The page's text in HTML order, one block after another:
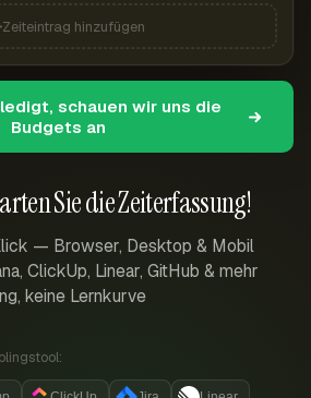
Sie die Zeiterfassung!
— Browser, Desktop & Mobil
ClickUp, Linear, GitHub & mehr
keine Lernkurve
Zeiteintrag hinzufügen
schauen wir uns die
Budgets an